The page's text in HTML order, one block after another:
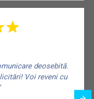
deosebită.
Voi reveni cu